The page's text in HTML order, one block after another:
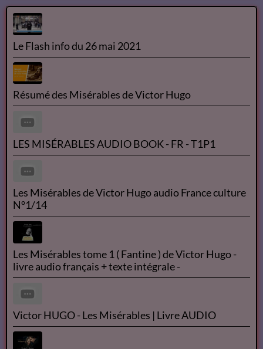
Le Flash info du 26 mai 2021
Résumé des Misérables de Victor Hugo
LES MISÉRABLES AUDIO BOOK - FR - T1P1
Les Misérables de Victor Hugo audio France culture
N°1/14
Les Misérables tome 1 ( Fantine ) de Victor Hugo -
livre audio français + texte intégrale -
Victor HUGO - Les Misérables | Livre AUDIO